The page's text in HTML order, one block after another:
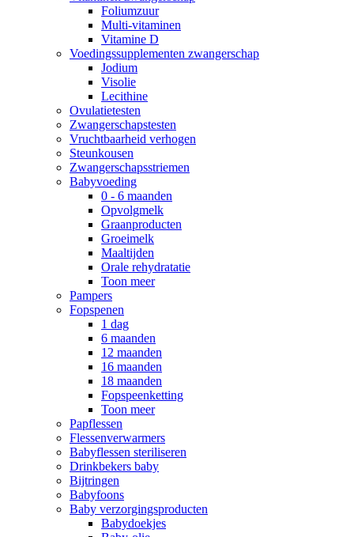
Foliumzuur
Multi-vitaminen
Vitamine D
Voedingssupplementen zwangerschap
Jodium
Visolie
Lecithine
Ovulatietesten
Zwangerschapstesten
Vruchtbaarheid verhogen
Steunkousen
Zwangerschapsstriemen
Babyvoeding
0 - 6 maanden
Opvolgmelk
Graanproducten
Groeimelk
Maaltijden
Orale rehydratatie
Toon meer
Pampers
Fopspenen
1 dag
6 maanden
12 maanden
16 maanden
18 maanden
Fopspeenketting
Toon meer
Papflessen
Flessenverwarmers
Babyflessen steriliseren
Drinkbekers baby
Bijtringen
Babyfoons
Baby verzorgingsproducten
Babydoekjes